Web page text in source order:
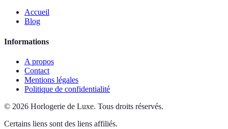
Accueil
Blog
Informations
A propos
Contact
Mentions légales
Politique de confidentialité
© 2026 Horlogerie de Luxe. Tous droits réservés.
Certains liens sont des liens affiliés.